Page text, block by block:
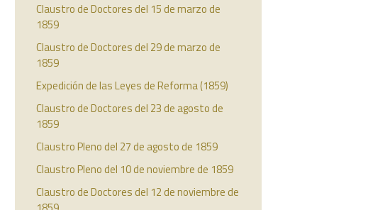
Claustro de Doctores del 15 de marzo de
1859
Claustro de Doctores del 29 de marzo de
1859
Expedición de las Leyes de Reforma (1859)
Claustro de Doctores del 23 de agosto de
1859
Claustro Pleno del 27 de agosto de 1859
Claustro Pleno del 10 de noviembre de 1859
Claustro de Doctores del 12 de noviembre de